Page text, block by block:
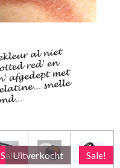
Sale!Uitverkocht Sale!